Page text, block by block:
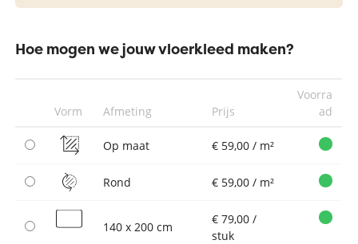
Hoe mogen we jouw vloerkleed maken?
Vorm Afmeting Prijs
Voorra
ad
Op maat € 59,00 / m²
Rond € 59,00 / m²
140 x 200 cm
€ 79,00 /
stuk